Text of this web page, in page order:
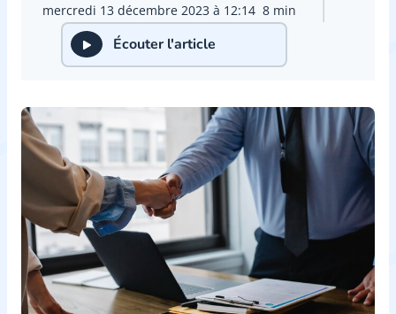
mercredi 13 décembre 2023 à 12:14 8 min
Écouter l'article